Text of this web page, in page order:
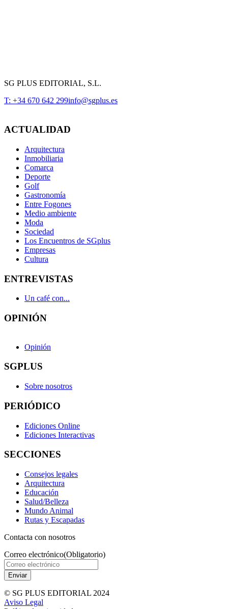
SG PLUS EDITORIAL, S.L.
T: +34 670 642 299info@sgplus.es
ACTUALIDAD
Arquitectura
Inmobiliaria
Comarca
Deporte
Golf
Gastronomía
Entre Fogones
Medio ambiente
Moda
Sociedad
Los Encuentros de SGplus
Empresas
Cultura
ENTREVISTAS
Un café con...
OPINIÓN
Opinión
SGPLUS
Sobre nosotros
PERIÓDICO
Ediciones Online
Ediciones Interactivas
SECCIONES
Consejos legales
Arquitectura
Educación
Salud/Belleza
Mundo Animal
Rutas y Escapadas
Contacta con nosotros
Correo electrónico(Obligatorio)
© SG PLUS EDITORIAL 2024
Aviso Legal